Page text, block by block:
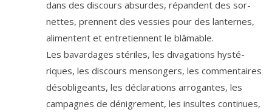
dans des dis­cours absurdes, répandent des sor­
nettes, prennent des ves­sies pour des lan­ternes,
ali­mentent et entre­tiennent le blâmable.
Les bavar­dages sté­riles, les diva­ga­tions hys­té­
riques, les dis­cours men­son­gers, les com­men­taires
déso­bli­geants, les décla­ra­tions arro­gantes, les
cam­pagnes de déni­gre­ment, les insultes conti­nues,